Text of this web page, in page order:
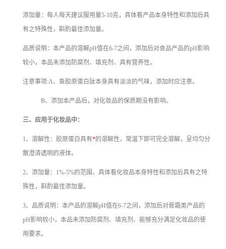
添加量：每人每天建议服用量5-10克，具体看产品本身特性和添加后具
有之特殊性，斟酌最佳添加量。
品质说明：本产品的溶解pH值在6-7之间，添加后对食品产品的pH影响
较小，本品未添加防腐剂、填充剂、具有营养性。
注意事项:A、鱼胶原蛋白肽本身具有淡淡的气味，添加时应注意。
B、添加本产品后，对化妆品的保质期没有影响。
三、应用于化妆品中：
1、溶解性：胶原蛋白具有*的溶解性，常温下即可完全溶解，呈均匀分
散澄清透明的液体。
2、添加量：1%-5%的范围，具体看化妆品本身特性和添加后具有之特
殊性，斟酌最佳添加量。
3、品质说明：本产品的溶解pH值在6-7之间，添加后对膏霜类产品的
pH影响较小，本品未添加防腐剂、填充剂、能够充分满足化妆品的使
用要求。